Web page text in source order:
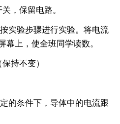
，保留电路。
实验步骤进行实验。将电流
幕上，使全班同学读数。
持不变）
的条件下，导体中的电流跟